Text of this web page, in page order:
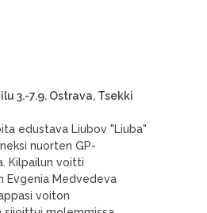
3.-7.9. Ostrava, Tsekki
edustava Liubov "Liuba"
nuorten GP-
Kilpailun voitti
Evgenia Medvedeva
voiton